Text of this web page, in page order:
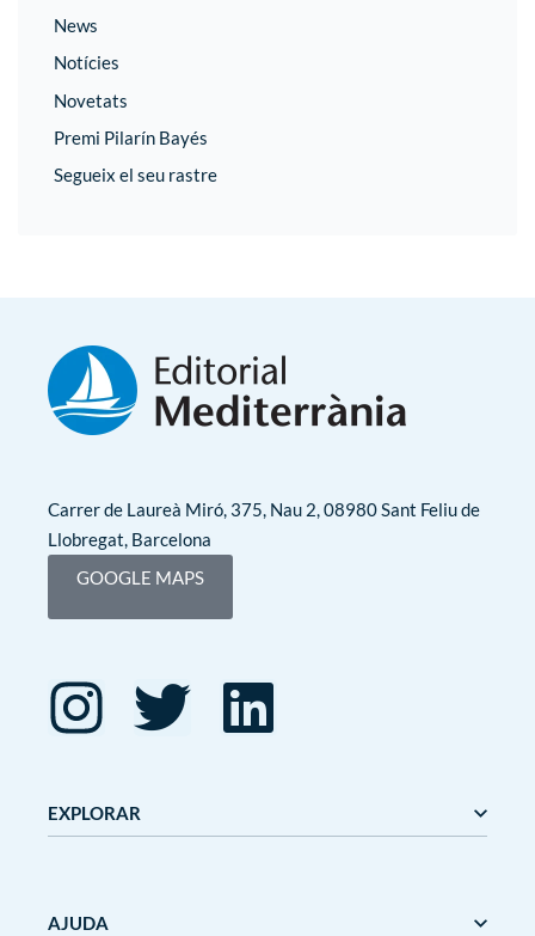
News
Notícies
Novetats
Premi Pilarín Bayés
Segueix el seu rastre
Carrer de Laureà Miró, 375, Nau 2, 08980 Sant Feliu de
Llobregat, Barcelona
GOOGLE MAPS
EXPLORAR
AJUDA